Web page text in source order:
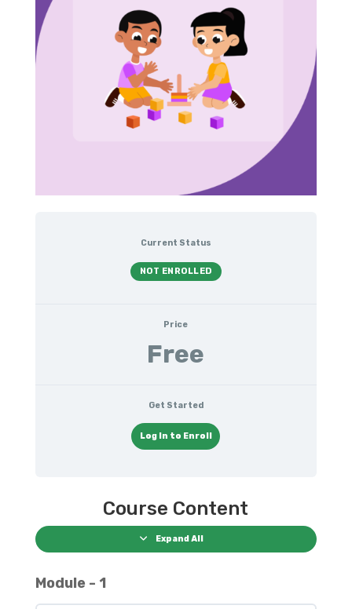
Current Status
NOT ENROLLED
Price
Free
Get Started
Log In to Enroll
Course Content
Expand All
Module - 1